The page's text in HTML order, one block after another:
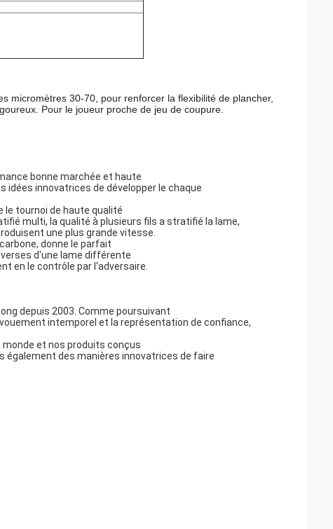
micromètres 30-70, pour renforcer la flexibilité de plancher,
Pour le joueur proche de jeu de coupure.
bonne marchée et haute
innovatrices de développer le chaque
le tournoi de haute qualité
multi, la qualité à plusieurs fils a stratifié la lame,
une plus grande vitesse.
donne le parfait
d'une lame différente
en le contrôle par l'adversaire.
depuis 2003. Comme poursuivant
intemporel et la représentation de confiance,
monde et nos produits conçus
également des manières innovatrices de faire